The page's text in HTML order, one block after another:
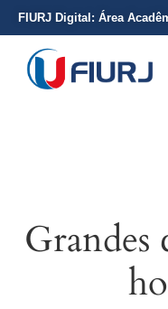
FIURJ Digital: Área
Grandes